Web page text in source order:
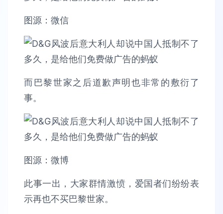
图源：微信
而巴黎世家之后道歉声明也非常的敷衍了
事。
图源：微博
此事一出，大家群情激愤，爱国者们纷纷表
示再也不买巴黎世家。